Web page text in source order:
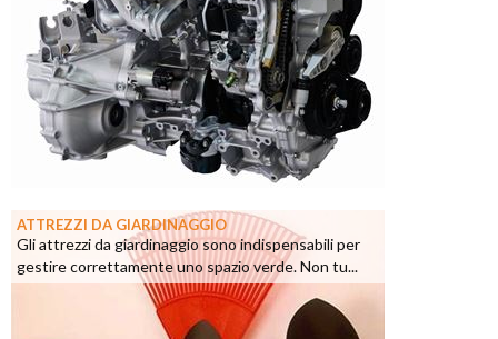
ATTREZZI DA GIARDINAGGIO
Gli attrezzi da giardinaggio sono indispensabili per
gestire correttamente uno spazio verde. Non tu...